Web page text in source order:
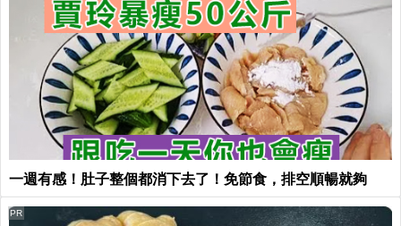
一週有感！肚子整個都消下去了！免節食，排空順暢就夠
PR